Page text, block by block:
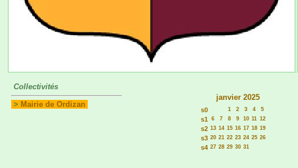
Collectivités
> Mairie de Ordizan
janvier 2025
s0 1 2 3 4 5
s1 6 7 8 9 10 11 12
s2 13 14 15 16 17 18 19
s3 20 21 22 23 24 25 26
s4 27 28 29 30 31